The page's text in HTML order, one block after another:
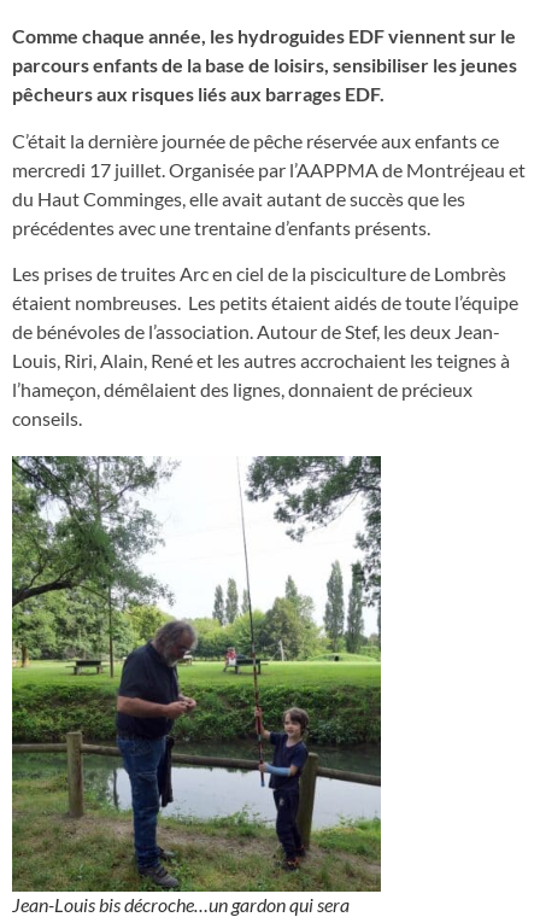
Comme chaque année, les hydroguides EDF viennent sur le
parcours enfants de la base de loisirs, sensibiliser les jeunes
pêcheurs aux risques liés aux barrages EDF.
C’était la dernière journée de pêche réservée aux enfants ce
mercredi 17 juillet. Organisée par l’AAPPMA de Montréjeau et
du Haut Comminges, elle avait autant de succès que les
précédentes avec une trentaine d’enfants présents.
Les prises de truites Arc en ciel de la pisciculture de Lombrès
étaient nombreuses. Les petits étaient aidés de toute l’équipe
de bénévoles de l’association. Autour de Stef, les deux Jean-
Louis, Riri, Alain, René et les autres accrochaient les teignes à
l’hameçon, démêlaient des lignes, donnaient de précieux
conseils.
Jean-Louis bis décroche…un gardon qui sera